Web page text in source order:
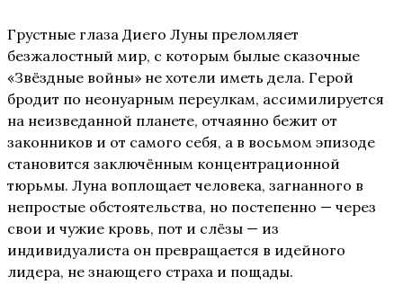
Грустные глаза Диего Луны преломляет
безжалостный мир, с которым былые сказочные
«Звёздные войны» не хотели иметь дела. Герой
бродит по неонуарным переулкам, ассимилируется
на неизведанной планете, отчаянно бежит от
законников и от самого себя, а в восьмом эпизоде
становится заключённым концентрационной
тюрьмы. Луна воплощает человека, загнанного в
непростые обстоятельства, но постепенно — через
свои и чужие кровь, пот и слёзы — из
индивидуалиста он превращается в идейного
лидера, не знающего страха и пощады.